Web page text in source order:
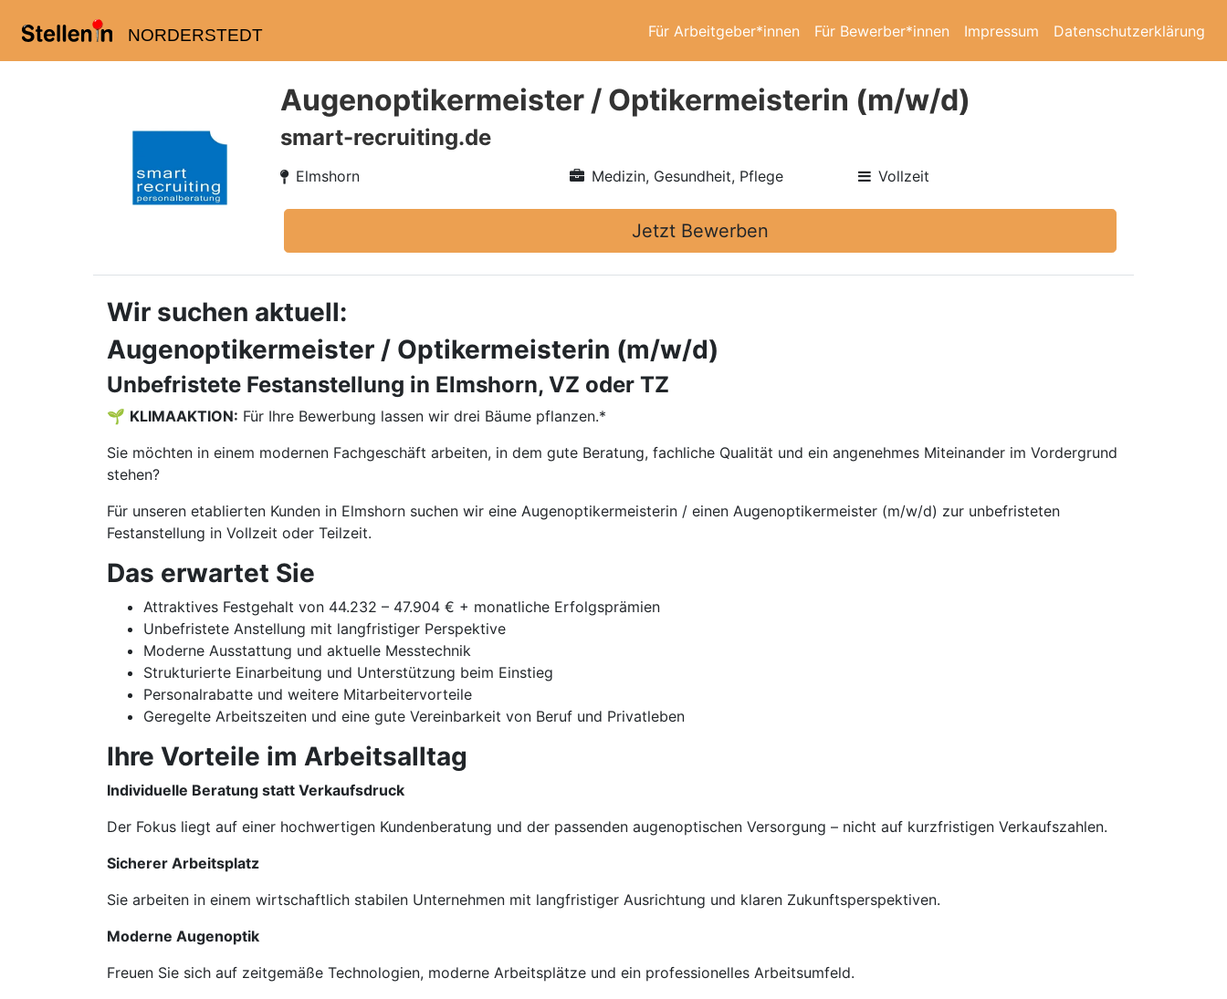
NORDERSTEDT Für Arbeitgeber*innen Für Bewerber*innen Impressum Datenschutzerklärung
Augenoptikermeister / Optikermeisterin (m/w/d)
smart-recruiting.de
Elmshorn Medizin, Gesundheit, Pflege Vollzeit
Jetzt Bewerben
Wir suchen aktuell:
Augenoptikermeister / Optikermeisterin (m/w/d)
Unbefristete Festanstellung in Elmshorn, VZ oder TZ
🌱 KLIMAAKTION: Für Ihre Bewerbung lassen wir drei Bäume pflanzen.*
Sie möchten in einem modernen Fachgeschäft arbeiten, in dem gute Beratung, fachliche Qualität und ein angenehmes Miteinander im Vordergrund
stehen?
Für unseren etablierten Kunden in Elmshorn suchen wir eine Augenoptikermeisterin / einen Augenoptikermeister (m/w/d) zur unbefristeten
Festanstellung in Vollzeit oder Teilzeit.
Das erwartet Sie
Attraktives Festgehalt von 44.232 – 47.904 € + monatliche Erfolgsprämien
Unbefristete Anstellung mit langfristiger Perspektive
Moderne Ausstattung und aktuelle Messtechnik
Strukturierte Einarbeitung und Unterstützung beim Einstieg
Personalrabatte und weitere Mitarbeitervorteile
Geregelte Arbeitszeiten und eine gute Vereinbarkeit von Beruf und Privatleben
Ihre Vorteile im Arbeitsalltag
Individuelle Beratung statt Verkaufsdruck
Der Fokus liegt auf einer hochwertigen Kundenberatung und der passenden augenoptischen Versorgung – nicht auf kurzfristigen Verkaufszahlen.
Sicherer Arbeitsplatz
Sie arbeiten in einem wirtschaftlich stabilen Unternehmen mit langfristiger Ausrichtung und klaren Zukunftsperspektiven.
Moderne Augenoptik
Freuen Sie sich auf zeitgemäße Technologien, moderne Arbeitsplätze und ein professionelles Arbeitsumfeld.